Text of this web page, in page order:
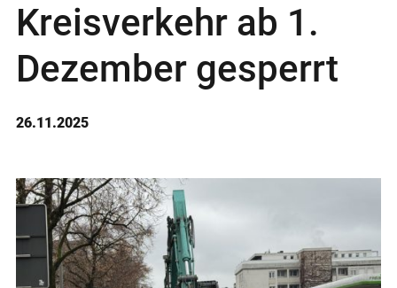
Kreisverkehr ab 1.
Dezember gesperrt
26.11.2025